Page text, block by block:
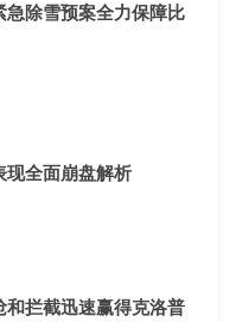
除雪预案全力保障比
现全面崩盘解析
拦截迅速赢得克洛普